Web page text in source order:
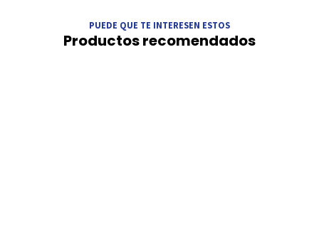
PUEDE QUE TE INTERESEN ESTOS
Productos recomendados